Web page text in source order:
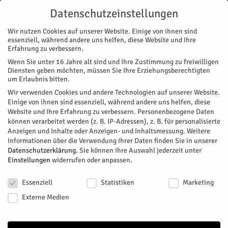
Start Stadtteile Altenburg Zeltlandschaft zum Schützenfest
STADTTEILE ALTENBURG
Zeltlandschaft zum Schützenfest
Zum diesjährigen Schützenfest wollen die Altenburger mit
dem neuen Konzept der "offenen Zeltlandschaft" für frischen
Wind sorgen.
Von HERZOG Redaktion- Juli 7, 2026 76
Facebook Twitter
Datenschutzeinstellungen
Wir nutzen Cookies auf unserer Website. Einige von ihnen sind
essenziell, während andere uns helfen, diese Website und Ihre
Erfahrung zu verbessern.
Wenn Sie unter 16 Jahre alt sind und Ihre Zustimmung zu freiwilligen
Diensten geben möchten, müssen Sie Ihre Erziehungsberechtigten
um Erlaubnis bitten.
Wir verwenden Cookies und andere Technologien auf unserer Website.
Einige von ihnen sind essenziell, während andere uns helfen, diese
Website und Ihre Erfahrung zu verbessern. Personenbezogene Daten
können verarbeitet werden (z. B. IP-Adressen), z. B. für personalisierte
Anzeigen und Inhalte oder Anzeigen- und Inhaltsmessung. Weitere
Informationen über die Verwendung Ihrer Daten finden Sie in unserer
Datenschutzerklärung. Sie können Ihre Auswahl jederzeit unter
Einstellungen widerrufen oder anpassen.
Essenziell
Statistiken
Marketing
Externe Medien